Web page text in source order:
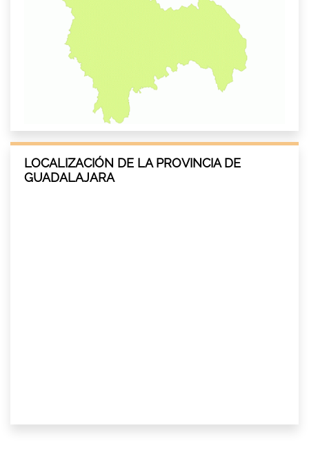
LOCALIZACIÓN DE LA PROVINCIA DE
GUADALAJARA